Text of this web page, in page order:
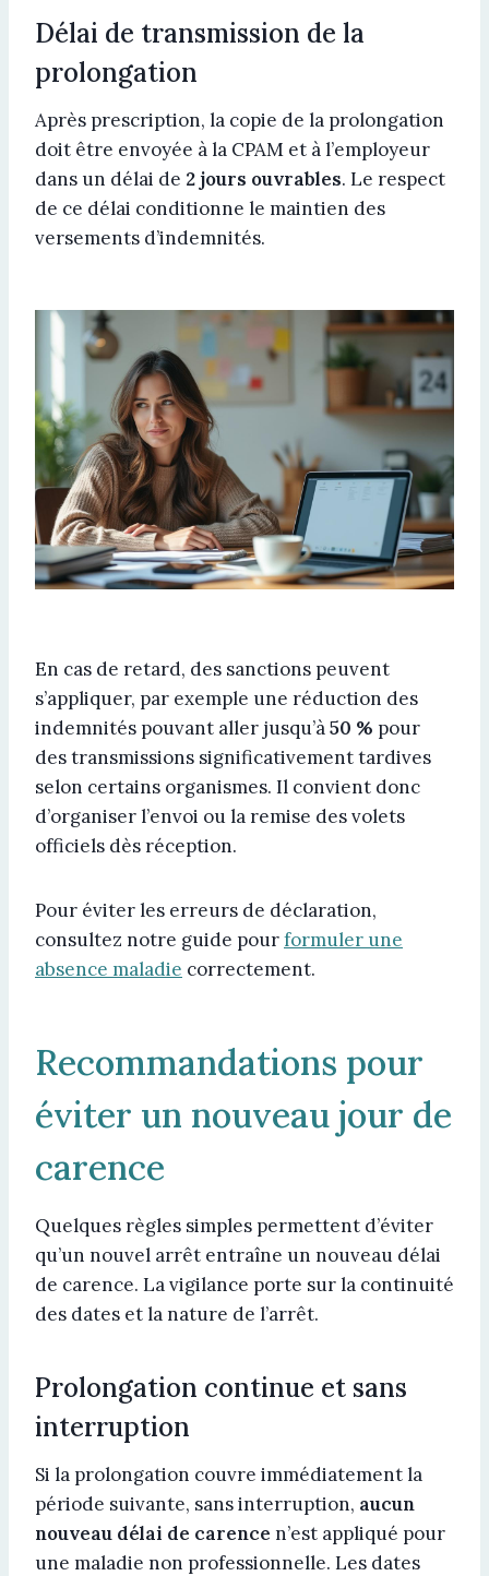
Délai de transmission de la
prolongation
Après prescription, la copie de la prolongation
doit être envoyée à la CPAM et à l’employeur
dans un délai de 2 jours ouvrables. Le respect
de ce délai conditionne le maintien des
versements d’indemnités.
En cas de retard, des sanctions peuvent
s’appliquer, par exemple une réduction des
indemnités pouvant aller jusqu’à50 % pour
des transmissions significativement tardives
selon certains organismes. Il convient donc
d’organiser l’envoi ou la remise des volets
officiels dès réception.
Pour éviter les erreurs de déclaration,
consultez notre guide pourformuler une
absence maladie correctement.
Recommandations pour
éviter un nouveau jour de
carence
Quelques règles simples permettent d’éviter
qu’un nouvel arrêt entraîne un nouveau délai
de carence. La vigilance porte sur la continuité
des dates et la nature de l’arrêt.
Prolongation continue et sans
interruption
Si la prolongation couvre immédiatement la
période suivante, sans interruption, aucun
nouveau délai de carence n’est appliqué pour
une maladie non professionnelle. Les dates